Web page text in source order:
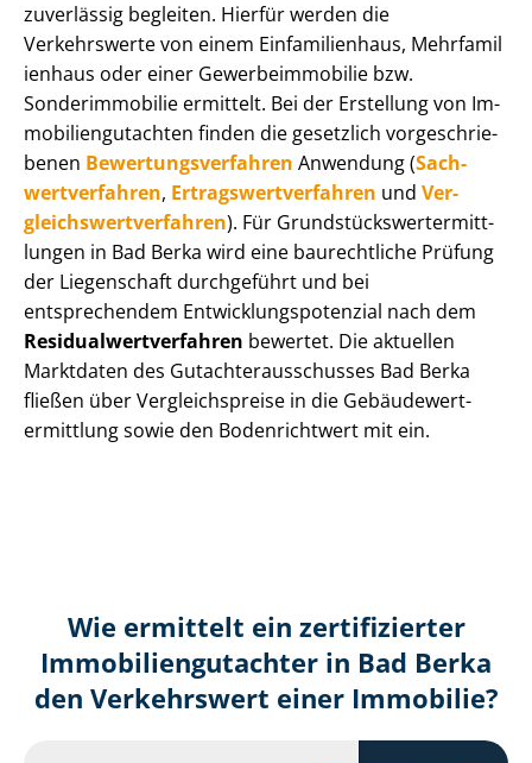
zuverlässig begleiten. Hierfür werden die
Verkehrswerte von einem Einfamilienhaus, Mehr­fa­mi­l
i­en­haus oder einer Ge­wer­be­im­mo­bi­lie bzw.
Sonderimmobilie ermittelt. Bei der Erstellung von Im­
mo­bi­li­en­gut­ach­ten finden die gesetzlich vor­ge­schrie­
be­nen Be­wer­tungs­ver­fah­ren Anwendung (Sach­
wert­ver­fah­ren, Er­trags­wert­ver­fah­ren und Ver­
gleichs­wert­ver­fah­ren). Für Grund­stücks­wert­ermitt­
lun­gen in Bad Berka wird eine baurechtliche Prüfung
der Liegenschaft durchgeführt und bei
entsprechendem Ent­wick­lungs­po­ten­zi­al nach dem
Re­si­du­al­wert­ver­fah­ren bewertet. Die aktuellen
Marktdaten des Gut­ach­ter­aus­schus­ses Bad Berka
fließen über Ver­gleichs­prei­se in die Ge­bäu­de­wert­
ermitt­lung sowie den Bodenrichtwert mit ein.
Wie ermittelt ein zertifizierter
Immobilien­gutachter in Bad Berka
den Verkehrswert einer Immobilie?